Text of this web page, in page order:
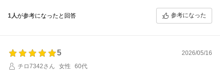
1人が参考になったと回答 参考になった
5
2026/05/16
チロ7342さん
女性 60代